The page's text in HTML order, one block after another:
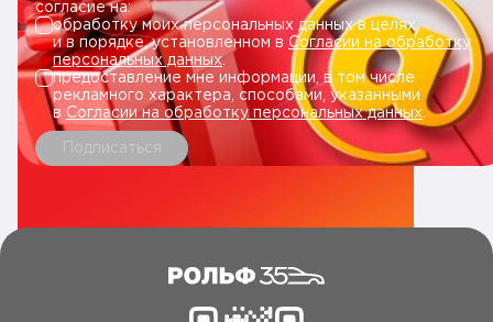
согласие на:
обработку моих персональных данных в целях
и в порядке, установленном в Согласии на обработку
персональных данных.
предоставление мне информации, в том числе
рекламного характера, способами, указанными
в Согласии на обработку персональных данных
Подписаться